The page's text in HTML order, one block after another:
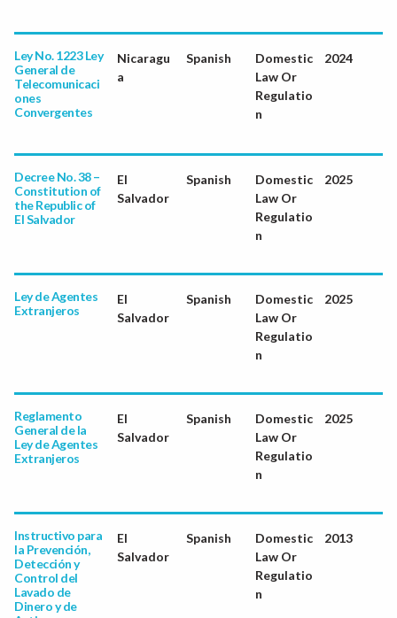
Ley No. 1223 Ley
General de
Telecomunicaci
ones
Convergentes
Nicaragu
a
Spanish
Domestic
Law Or
Regulatio
n
2024
Decree No. 38 –
Constitution of
the Republic of
El Salvador
El
Salvador
Spanish
Domestic
Law Or
Regulatio
n
2025
Ley de Agentes
Extranjeros
El
Salvador
Spanish
Domestic
Law Or
Regulatio
n
2025
Reglamento
General de la
Ley de Agentes
Extranjeros
El
Salvador
Spanish
Domestic
Law Or
Regulatio
n
2025
Instructivo para
la Prevención,
Detección y
Control del
Lavado de
Dinero y de
El
Salvador
Spanish
Domestic
Law Or
Regulatio
n
2013